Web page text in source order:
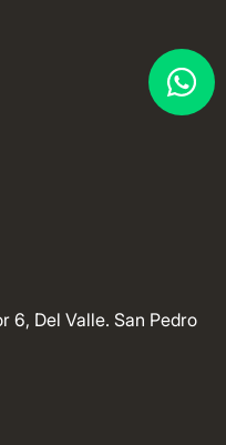
6, Del Valle. San Pedro